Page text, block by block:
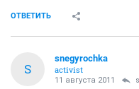
ОТВЕТИТЬ
S
snegyrochka
activist
11 августа 2011